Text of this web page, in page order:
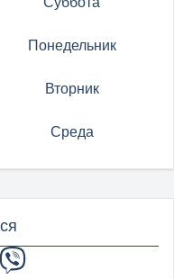
Понедельник
Вторник
Среда